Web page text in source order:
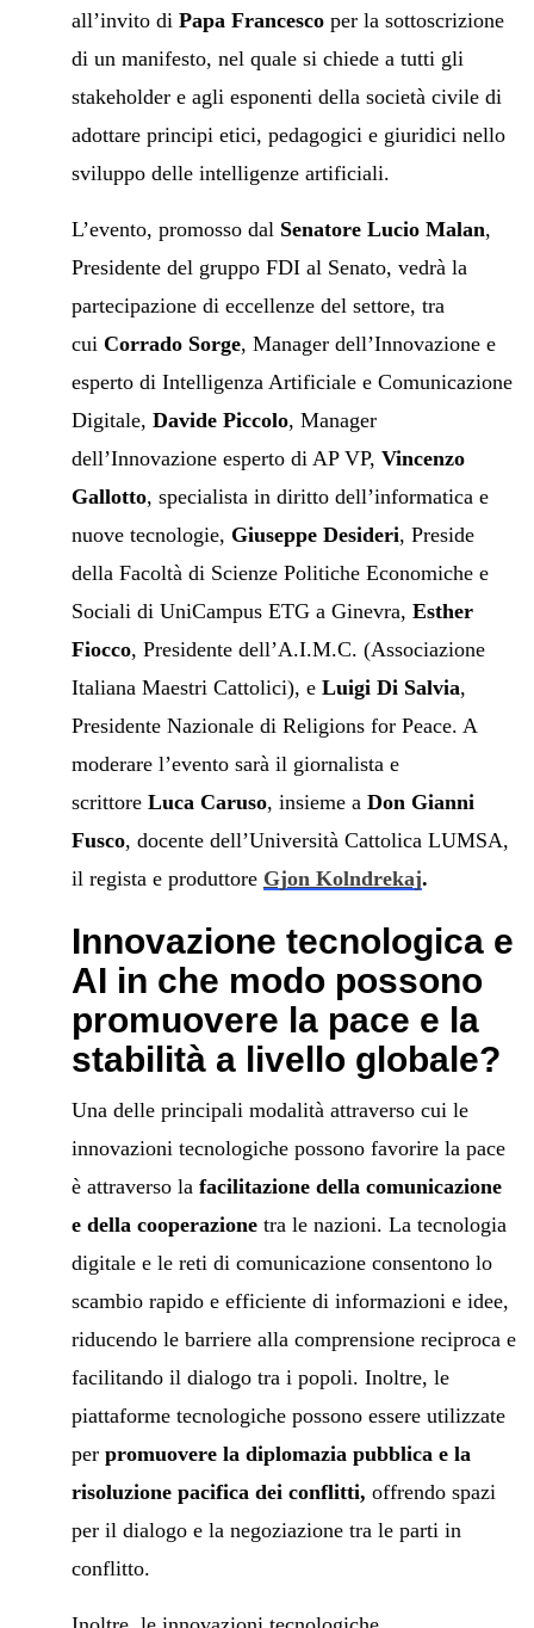
all’invito di Papa Francescoper la sottoscrizione
di un manifesto, nel quale si chiede a tutti gli
stakeholder e agli esponenti della società civile di
adottare principi etici, pedagogici e giuridici nello
sviluppo delle intelligenze artificiali.
L’evento, promosso dal Senatore Lucio Malan,
Presidente del gruppo FDI al Senato, vedrà la
partecipazione di eccellenze del settore, tra
cui Corrado Sorge, Manager dell’Innovazione e
esperto di Intelligenza Artificiale e Comunicazione
Digitale, Davide Piccolo, Manager
dell’Innovazione esperto di AP VP, Vincenzo
Gallotto, specialista in diritto dell’informatica e
nuove tecnologie, Giuseppe Desideri, Preside
della Facoltà di Scienze Politiche Economiche e
Sociali di UniCampus ETG a Ginevra, Esther
Fiocco, Presidente dell’A.I.M.C. (Associazione
Italiana Maestri Cattolici), e Luigi Di Salvia,
Presidente Nazionale di Religions for Peace. A
moderare l’evento sarà il giornalista e
scrittore Luca Caruso, insieme a Don Gianni
Fusco, docente dell’Università Cattolica LUMSA,
il regista e produttore Gjon Kolndrekaj.
Innovazione tecnologica e
AI in che modo possono
promuovere la pace e la
stabilità a livello globale?
Una delle principali modalità attraverso cui le
innovazioni tecnologiche possono favorire la pace
è attraverso la facilitazione della comunicazione
e della cooperazionetra le nazioni. La tecnologia
digitale e le reti di comunicazione consentono lo
scambio rapido e efficiente di informazioni e idee,
riducendo le barriere alla comprensione reciproca e
facilitando il dialogo tra i popoli. Inoltre, le
piattaforme tecnologiche possono essere utilizzate
per promuovere la diplomazia pubblica e la
risoluzione pacifica dei conflitti, offrendo spazi
per il dialogo e la negoziazione tra le parti in
conflitto.